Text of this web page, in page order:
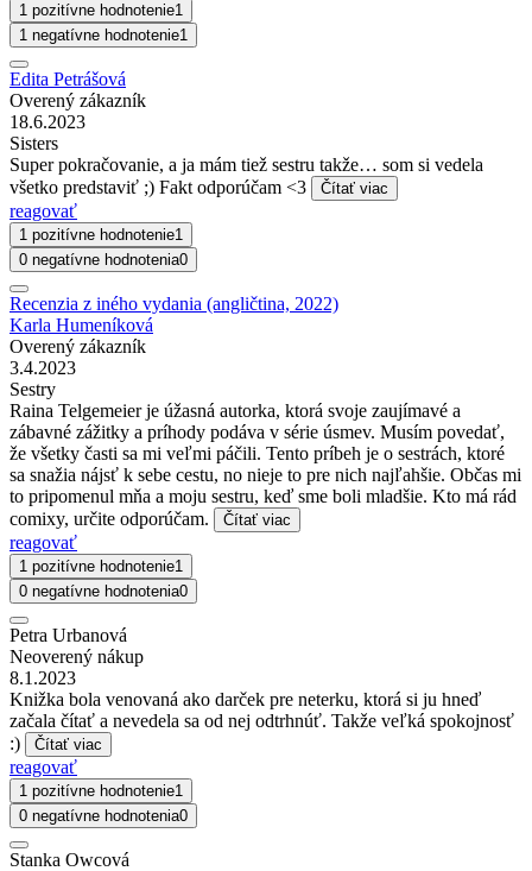
1 pozitívne hodnotenie1
1 negatívne hodnotenie1
Edita Petrášová
Overený zákazník
18.6.2023
Sisters
Super pokračovanie, a ja mám tiež sestru takže… som si vedela
všetko predstaviť ;) Fakt odporúčam <3
Čítať viac
reagovať
1 pozitívne hodnotenie1
0 negatívne hodnotenia0
Recenzia z iného vydania (angličtina, 2022)
Karla Humeníková
Overený zákazník
3.4.2023
Sestry
Raina Telgemeier je úžasná autorka, ktorá svoje zaujímavé a
zábavné zážitky a príhody podáva v série úsmev. Musím povedať,
že všetky časti sa mi veľmi páčili. Tento príbeh je o sestrách, ktoré
sa snažia nájsť k sebe cestu, no nieje to pre nich najľahšie. Občas mi
to pripomenul mňa a moju sestru, keď sme boli mladšie. Kto má rád
comixy, určite odporúčam.
Čítať viac
reagovať
1 pozitívne hodnotenie1
0 negatívne hodnotenia0
Petra Urbanová
Neoverený nákup
8.1.2023
Knižka bola venovaná ako darček pre neterku, ktorá si ju hneď
začala čítať a nevedela sa od nej odtrhnúť. Takže veľká spokojnosť
:)
Čítať viac
reagovať
1 pozitívne hodnotenie1
0 negatívne hodnotenia0
Stanka Owcová